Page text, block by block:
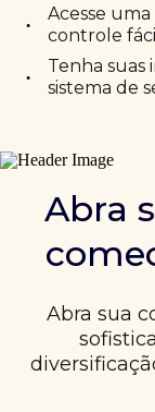
•
Acesse
controle
•
Tenha suas
sistema de
Abra
Abra sua